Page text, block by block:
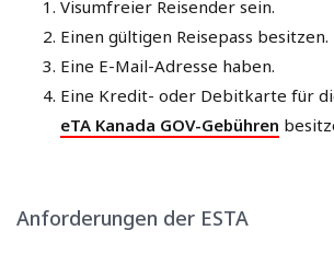
Visumfreier Reisender sein.
Einen gültigen Reisepass besitzen.
Eine E-Mail-Adresse haben.
Eine Kredit- oder Debitkarte für
eTA Kanada GOV-Gebühren
Anforderungen der ESTA